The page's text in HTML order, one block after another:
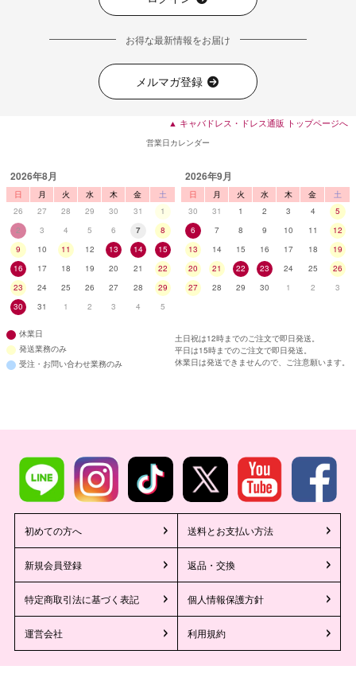
お得な最新情報をお届け
メルマガ登録
▲ キャバドレス・ドレス通販 トップページへ
営業日カレンダー
2026年8月
日 月 火 水 木 金
土
26
27 28 29 30 31
1
2
3 4 5 6 7
8
9
10 11 12 13 14
15
16
17 18 19 20 21
22
23
24 25 26 27 28
29
30
31 1 2 3 4 5
2026年9月
日 月 火 水 木 金
土
30
31 1 2 3 4
5
6
7 8 9 10 11
12
13
14 15 16 17 18
19
20
21 22 23 24 25
26
27
28 29 30 1 2 3
休業日
発送業務のみ
受注・お問い合わせ業務のみ
土日祝は12時までのご注文で即日発送。
平日は15時までのご注文で即日発送。
休業日は発送できませんので、ご注意願います。
初めての方へ 送料とお支払い方法
新規会員登録 返品・交換
特定商取引法に基づく表記 個人情報保護方針
運営会社 利用規約